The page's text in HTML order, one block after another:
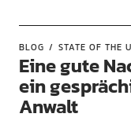
BLOG STATE OF THE
Eine gute
ein
Anwalt